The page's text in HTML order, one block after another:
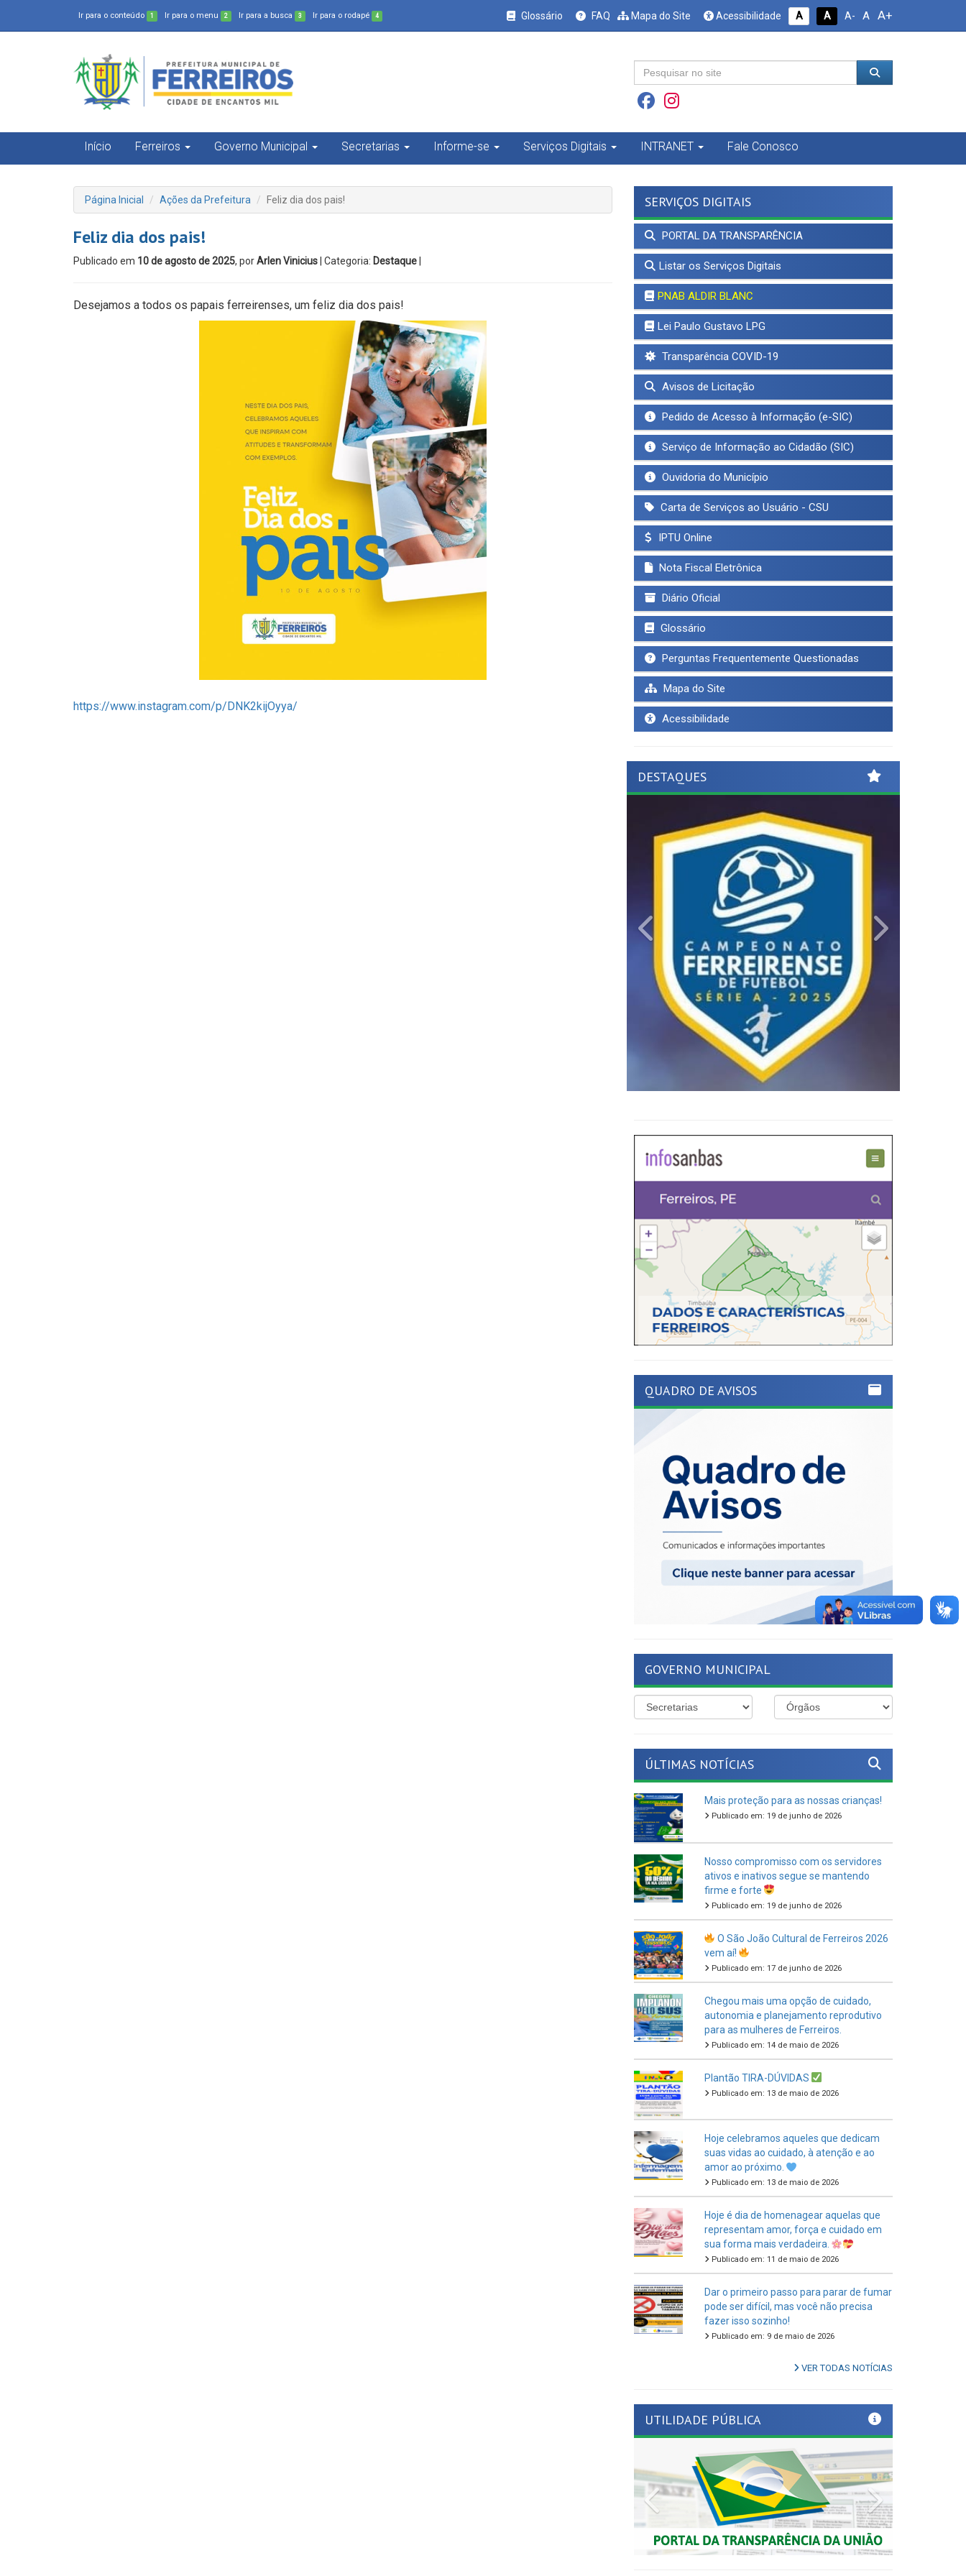
Ir para o conteúdo 1 Ir para o menu 2 Ir para a busca 3 Ir para o rodapé 4 Glossário FAQ Mapa do Site Acessibilidade A A A- A A+
Início Ferreiros Governo Municipal Secretarias Informe-se Serviços Digitais INTRANET Fale Conosco
Página Inicial Ações da Prefeitura Feliz dia dos pais!
Feliz dia dos pais!
Publicado em 10 de agosto de 2025, porArlen Vinicius | Categoria: Destaque
Desejamos a todos os papais ferreirenses, um feliz dia dos pais!
https://www.instagram.com/p/DNK2kijOyya/
SERVIÇOS DIGITAIS
PORTAL DA TRANSPARÊNCIA
Listar os Serviços Digitais
PNAB ALDIR BLANC
Lei Paulo Gustavo LPG
Transparência COVID-19
Avisos de Licitação
Pedido de Acesso à Informação (e-SIC)
Serviço de Informação ao Cidadão (SIC)
Ouvidoria do Município
Carta de Serviços ao Usuário - CSU
IPTU Online
Nota Fiscal Eletrônica
Diário Oficial
Glossário
Perguntas Frequentemente Questionadas
Mapa do Site
Acessibilidade
DESTAQUES
Mais proteção para as nossas crianças!
firme e forte
Publicado em: 19 de junho de 2026
Publicado em: 17 de junho de 2026
para as mulheres de Ferreiros.
Publicado em: 14 de maio de 2026
Publicado em: 13 de maio de 2026
amor ao próximo.
Publicado em: 13 de maio de 2026
sua forma mais verdadeira.
Publicado em: 11 de maio de 2026
fazer isso sozinho!
Publicado em: 9 de maio de 2026
Previous Next